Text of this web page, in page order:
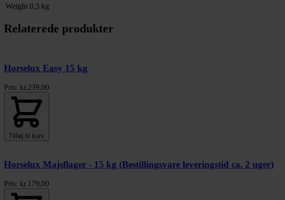
Weight 0,3 kg
Relaterede produkter
Horselux Easy 15 kg
Pris: kr.239,00
Tilføj til kurv
Horselux Majsflager - 15 kg (Bestillingsvare leveringstid ca. 2 uger)
Pris: kr.179,00